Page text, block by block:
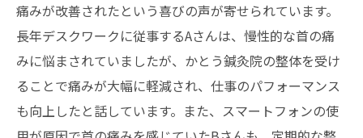
痛みが改善されたという喜びの声が寄せられています。
長年デスクワークに従事するAさんは、慢性的な首の痛
みに悩まされていましたが、かとう鍼灸院の整体を受け
ることで痛みが大幅に軽減され、仕事のパフォーマンス
も向上したと話しています。また、スマートフォンの使